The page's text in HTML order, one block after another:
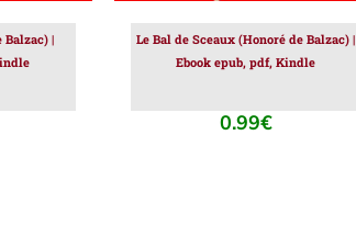
Balzac) |
Le Bal de Sceaux (Honoré de Balzac) |
Ebook epub, pdf, Kindle
0.99€